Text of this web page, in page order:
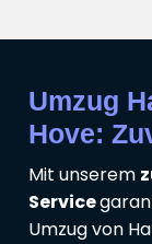
Umzug
Hove:
Mit unserem
Service
Umzug von